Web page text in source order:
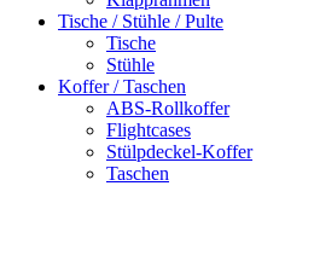
Tische / Stühle / Pulte
Tische
Stühle
Koffer / Taschen
ABS-Rollkoffer
Flightcases
Stülpdeckel-Koffer
Taschen